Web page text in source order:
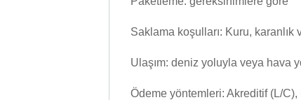
Saklama koşulları: Kuru, karanlık
Ulaşım: deniz yoluyla veya hava
Ödeme yöntemleri: Akreditif (L/